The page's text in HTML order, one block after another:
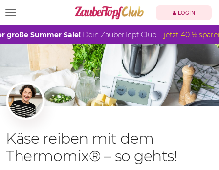
TOGGLE NAVIGATION LOGIN
große Summer Sale! Dein ZauberTopf Club – jetzt 40 %
Käse reiben mit dem
Thermomix® – so gehts!